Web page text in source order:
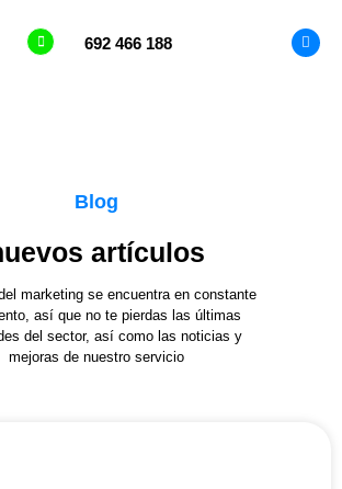
692 466 188
Blog
artículos
marketing se encuentra en constante
así que no te pierdas las últimas
del sector, así como las noticias y
mejoras de nuestro servicio